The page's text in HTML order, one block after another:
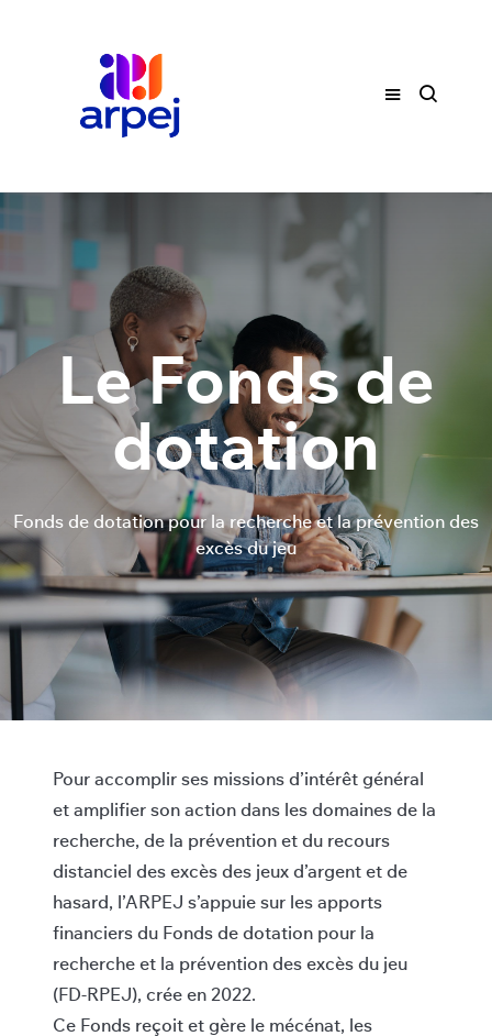
Le Fonds de
dotation
Fonds de dotation pour la recherche et la prévention des
excès du jeu
Pour accomplir ses missions d’intérêt général
et amplifier son action dans les domaines de la
recherche, de la prévention et du recours
distanciel des excès des jeux d’argent et de
hasard, l’ARPEJ s’appuie sur les apports
financiers du Fonds de dotation pour la
recherche et la prévention des excès du jeu
(FD-RPEJ), crée en 2022.
Ce Fonds reçoit et gère le mécénat, les